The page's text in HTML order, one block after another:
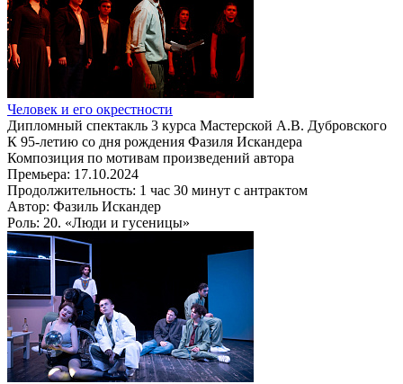
Человек и его окрестности
Дипломный спектакль 3 курса Мастерской А.В. Дубровского
К 95-летию со дня рождения Фазиля Искандера
Композиция по мотивам произведений автора
Премьера: 17.10.2024
Продолжительность: 1 час 30 минут с антрактом
Автор: Фазиль Искандер
Роль: 20. «Люди и гусеницы»